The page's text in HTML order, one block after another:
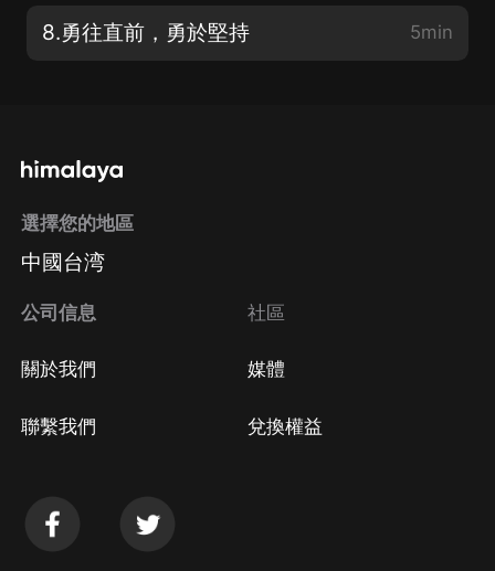
8.勇往直前，勇於堅持 5min
選擇您的地區
中國台湾
公司信息
關於我們
聯繫我們
社區
媒體
兌換權益